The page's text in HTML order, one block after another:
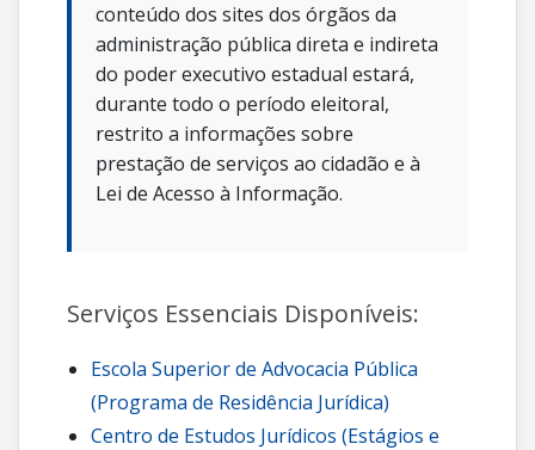
conteúdo dos sites dos órgãos da
administração pública direta e indireta
do poder executivo estadual estará,
durante todo o período eleitoral,
restrito a informações sobre
prestação de serviços ao cidadão e à
Lei de Acesso à Informação.
Serviços Essenciais Disponíveis:
Escola Superior de Advocacia Pública
(Programa de Residência Jurídica)
Centro de Estudos Jurídicos (Estágios e